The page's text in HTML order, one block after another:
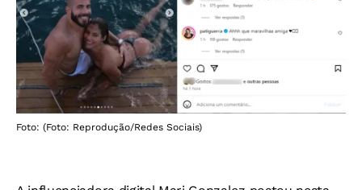
Foto: (Foto: Reprodução/Redes Sociais)